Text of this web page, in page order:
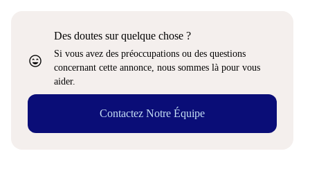
sentiment_very_satisfied
Des doutes sur quelque chose ?
Si vous avez des préoccupations ou des questions
concernant cette annonce, nous sommes là pour vous
aider.
Contactez Notre Équipe